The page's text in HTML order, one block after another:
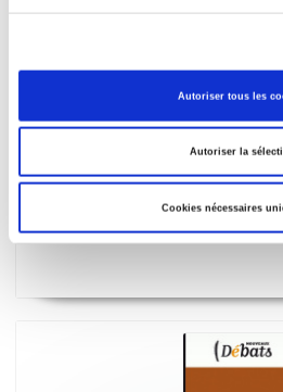
Autoriser tous les
Autoriser la
Cookies nécessaires
Le G20, laboratoire d'un
Karoline Postel-Vinay